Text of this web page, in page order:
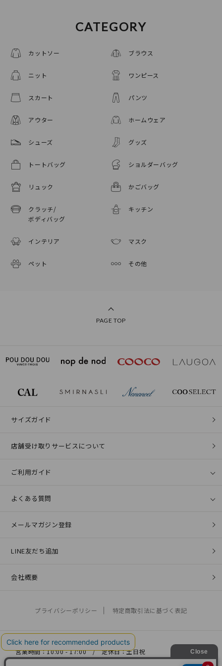
CATEGORY
カットソー ブラウス
ニット ワンピース
スカート パンツ
アウター ホームウェア
シューズ グッズ
トートバッグ ショルダーバッグ
リュック かごバッグ
クラッチ/
ボディバッグ
キッチン
インテリア マスク
ペット その他
PAGE TOP
サイズガイド
店舗受け取りサービスについて
ご利用ガイド
よくある質問
メールマガジン登録
LINE友だち追加
会社概要
プライバシーポリシー 特定商取引法に基づく表記
営業時間：10:00 - 17:00 / 定休日：土日祝